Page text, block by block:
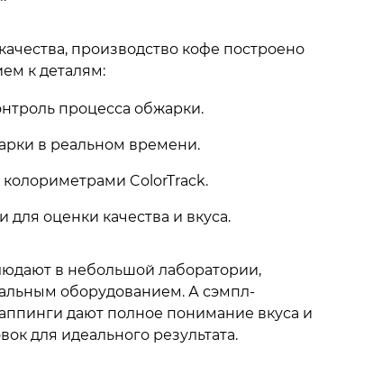
производство кофе построено
к деталям:
процесса обжарки.
в реальном времени.
ColorTrack.
оценки качества и вкуса.
в небольшой лаборатории,
оборудованием. А сэмпл-
дают полное понимание вкуса и
для идеального результата.